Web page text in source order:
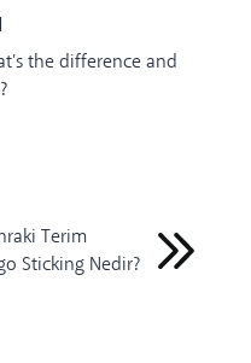
the difference and
Terim
Sticking Nedir?